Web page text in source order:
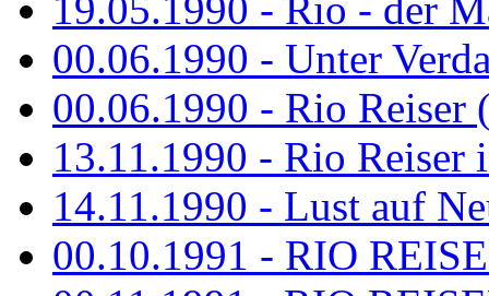
00.06.1990 - Unter
00.06.1990 - Rio Reiser
13.11.1990 - Rio Reiser
14.11.1990 - Lust auf
00.10.1991 - RIO